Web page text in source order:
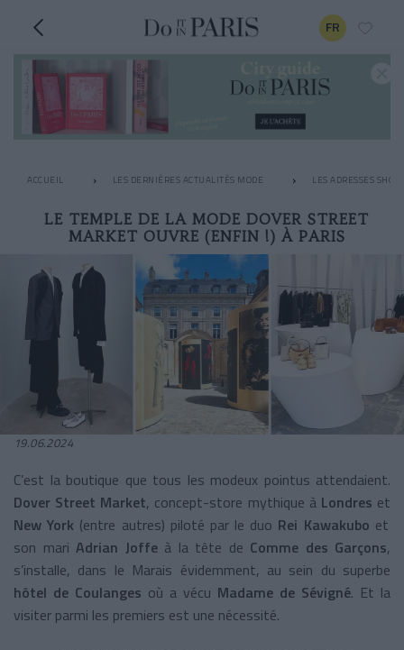
FR
ACCUEIL LES DERNIÈRES ACTUALITÉS MODE LES ADRESSES
LE TEMPLE DE LA MODE DOVER STREET
MARKET OUVRE (ENFIN !) À PARIS
19.06.2024
C’est la boutique que tous les modeux pointus attendaient.
Dover Street Market, concept-store mythique à Londres et
New York (entre autres) piloté par le duo Rei Kawakubo et
son mari Adrian Joffeà la tête de Comme des Garçons,
s’installe, dans le Marais évidemment, au sein du superbe
hôtel de Coulanges où a vécu Madame de Sévigné. Et la
visiter parmi les premiers est une nécessité.